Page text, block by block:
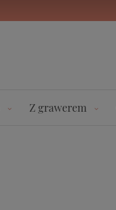
Z grawerem